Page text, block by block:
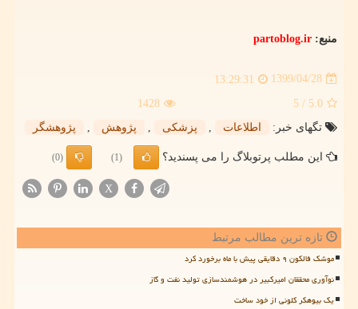
منبع: partoblog.ir
1399/04/28
13:29:31
5.0
/ 5
1428
تگهای خبر:
اطلاعات پزشكی پژوهش پژوهشگر
این مطلب پرتوبلاگ را می پسندید؟ (1)
(0)
X
تازه ترین مطالب مرتبط
موشک فالکون ۹ دقایقی پیش با ماه برخورد کرد
نوآوری محققان امیرکبیر در هوشمندسازی تولید نفت و گاز
یک بیوهکر کلونی از خود ساخت